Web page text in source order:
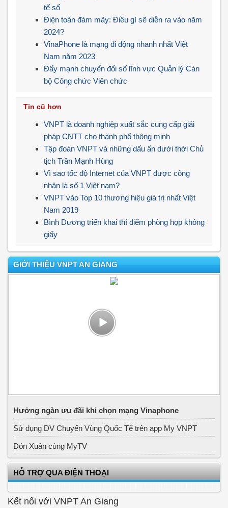
tế số
Điện toán đám mây: Điều gì sẽ diễn ra vào năm
2024?
VinaPhone là mạng di động nhanh nhất Việt
Nam năm 2023
Đẩy mạnh chuyển đổi số lĩnh vực Quản lý Cán
bộ Công chức Viên chức
Tin cũ hơn
VNPT là doanh nghiệp xuất sắc cung cấp giải
pháp CNTT cho thành phố thông minh
Tập đoàn VNPT và những dấu ấn dưới thời Chủ
tịch Trần Mạnh Hùng
Vì sao tốc độ Internet của VNPT được công
nhận là số 1 Việt nam?
VNPT vào Top 10 thương hiệu giá trị nhất Việt
Nam 2019
Bình Dương triển khai thí điểm phòng họp không
giấy
GIỚI THIỆU VNPT AN GIANG
Hưởng ngàn ưu đãi khi chọn mạng Vinaphone
Sử dụng DV Chuyển Vùng Quốc Tế trên app My VNPT
Đón Xuân cùng MyTV
HỖ TRỢ QUA ĐIỆN THOẠI
Kết nối với VNPT An Giang